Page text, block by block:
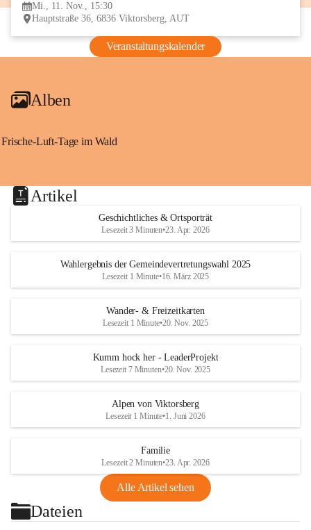
Mi., 11. Nov., 15:30
Hauptstraße 36, 6836 Viktorsberg, AUT
Veranstaltungskalender
Alben
Frische-Luft-Tage im Wald
Artikel
Geschichtliches & Ortsporträt
Lesezeit 3 Minuten•23. Apr. 2026
Wahlergebnis der Gemeindevertretungswahl 2025
Lesezeit 1 Minute•16. März 2025
Wander- & Freizeitkarten
Lesezeit 1 Minute•20. Nov. 2025
Kumm hock her - LeaderProjekt
Lesezeit 7 Minuten•20. Nov. 2025
Alpen von Viktorsberg
Lesezeit 1 Minute•1. Juni 2026
Familie
Lesezeit 2 Minuten•23. Apr. 2026
Alle Artikel sehen
Dateien